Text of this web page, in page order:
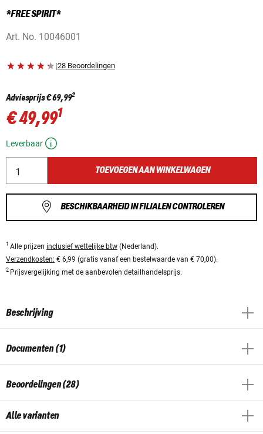
*FREE SPIRIT*
Art. No. 10046001
|28 Beoordelingen
Adviesprijs€ 69,992
€ 49,991
Leverbaar
TOEVOEGEN AAN WINKELWAGEN
BESCHIKBAARHEID IN FILIALEN CONTROLEREN
1 Alle prijzen inclusief wettelijke btw (Nederland).
Verzendkosten: € 6,99 (gratis vanaf een bestelwaarde van € 70,00).
2 Prijsvergelijking met de aanbevolen detailhandelsprijs.
Beschrijving
Documenten (1)
Beoordelingen (28)
Alle varianten